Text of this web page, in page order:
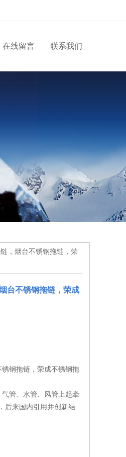
在线留言 联系我们
，烟台不锈钢拖链，荣
台不锈钢拖链，荣成
钢拖链，荣成不锈钢拖
管、水管、风管上起牵
后来国内引用并创新结